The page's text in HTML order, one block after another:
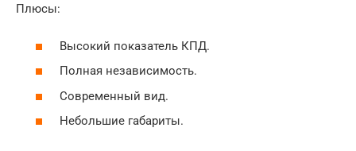
Плюсы:
Высокий показатель КПД.
Полная независимость.
Современный вид.
Небольшие габариты.